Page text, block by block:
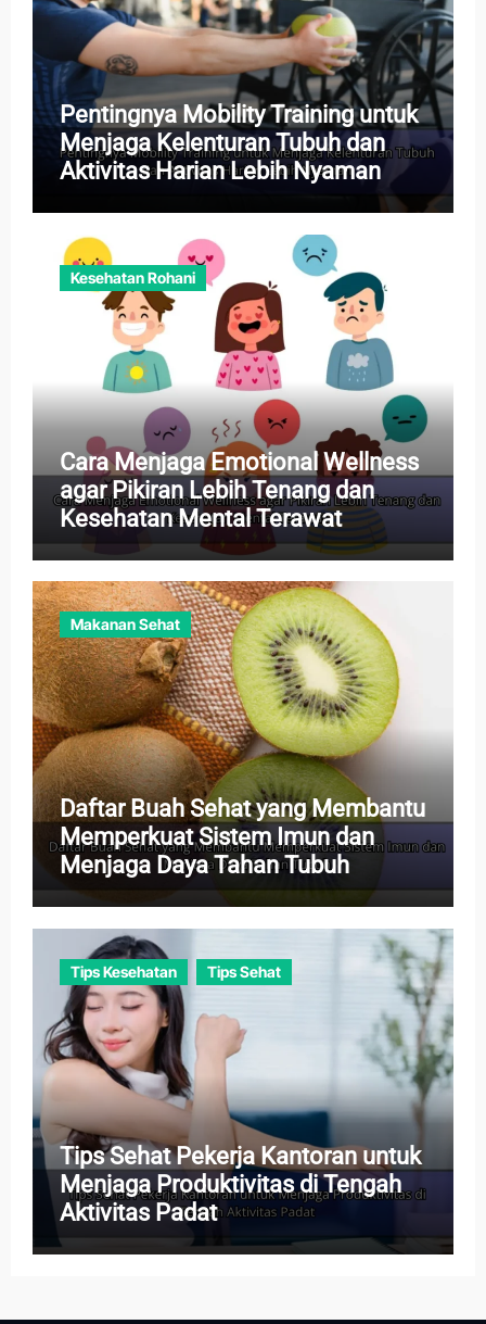
Pentingnya Mobility Training untuk
Menjaga Kelenturan Tubuh dan
Aktivitas Harian Lebih Nyaman
Kesehatan Rohani
Cara Menjaga Emotional Wellness
agar Pikiran Lebih Tenang dan
Kesehatan Mental Terawat
Makanan Sehat
Daftar Buah Sehat yang Membantu
Memperkuat Sistem Imun dan
Menjaga Daya Tahan Tubuh
Tips Kesehatan Tips Sehat
Tips Sehat Pekerja Kantoran untuk
Menjaga Produktivitas di Tengah
Aktivitas Padat